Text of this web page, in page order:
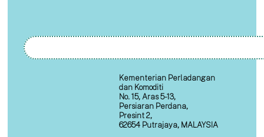
Kementerian Perladangan
dan Komoditi
No. 15, Aras 5-13,
Persiaran Perdana,
Presint 2,
62654 Putrajaya, MALAYSIA